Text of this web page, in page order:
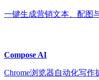
一键生成营销文本、配图
Compose AI
Chrome浏览器自动化写作